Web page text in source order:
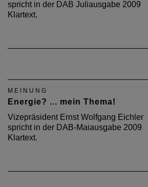
spricht in der DAB Juliausgabe 2009
Klartext.
MEINUNG
Energie? ... mein Thema!
Vizepräsident Ernst Wolfgang Eichler
spricht in der DAB-Maiausgabe 2009
Klartext.